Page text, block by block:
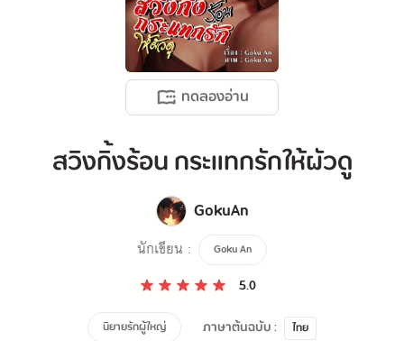
ทดลองอ่าน
สวิงกิ้งร้อน กระแทกรักให้ผัวดู
GokuAn
นักเขียน : Goku An
5.0
นิยายรักผู้ใหญ่ ภาษาต้นฉบับ : ไทย